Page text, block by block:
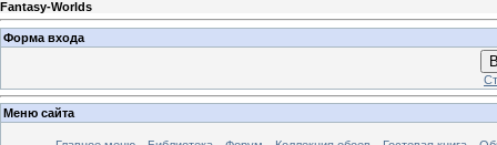
Fantasy-Worlds
Форма входа
Меню сайта